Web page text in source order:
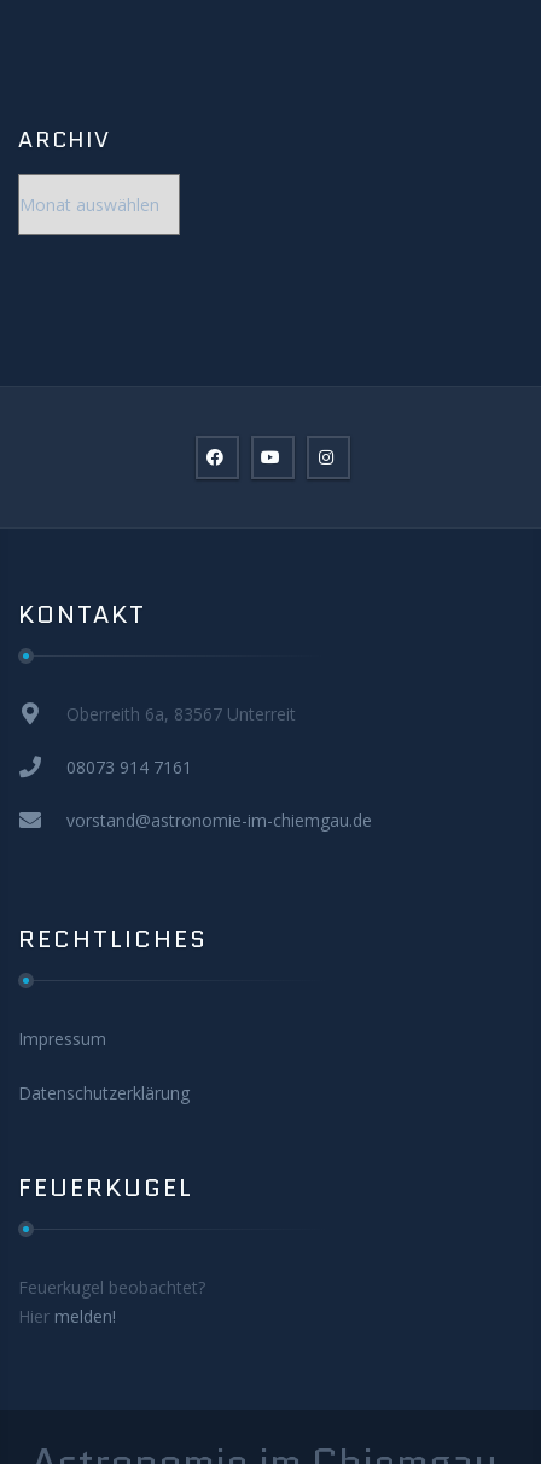
ARCHIV
KONTAKT
Oberreith 6a, 83567 Unterreit
08073 914 7161
vorstand@astronomie-im-chiemgau.de
RECHTLICHES
Impressum
Datenschutzerklärung
FEUERKUGEL
Feuerkugel beobachtet?
Hier melden!